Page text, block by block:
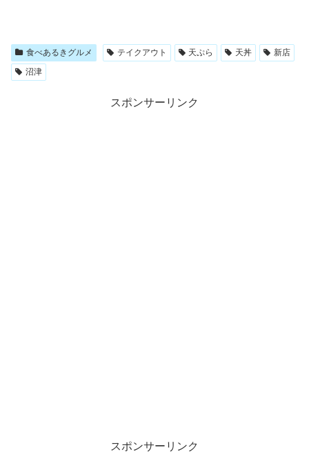
食べあるきグルメ テイクアウト 天ぷら 天丼
新店
沼津
スポンサーリンク
スポンサーリンク